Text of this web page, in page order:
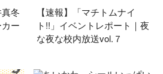
冬
ー
【速報】「マチトムナイ
ト!!」イベントレポート｜夜
な夜な校内放送vol.７